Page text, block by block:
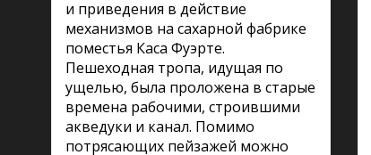
и приведения в действие
механизмов на сахарной фабрике
поместья Каса Фуэрте.
Пешеходная тропа, идущая по
ущелью, была проложена в старые
времена рабочими, строившими
акведуки и канал. Помимо
потрясающих пейзажей можно